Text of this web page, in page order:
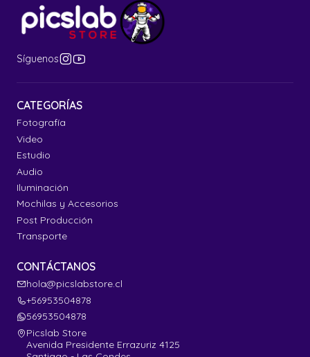
Síguenos
CATEGORÍAS
Fotografía
Video
Estudio
Audio
Iluminación
Mochilas y Accesorios
Post Producción
Transporte
CONTÁCTANOS
hola@picslabstore.cl
+56953504878
56953504878
Picslab Store
Avenida Presidente Errazuriz 4125